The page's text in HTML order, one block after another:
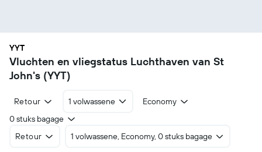
YYT
Vluchten en vliegstatus Luchthaven van St
John's (YYT)
Retour 1 volwassene
Economy
0 stuks bagage
Retour
1 volwassene, Economy, 0 stuks bagage